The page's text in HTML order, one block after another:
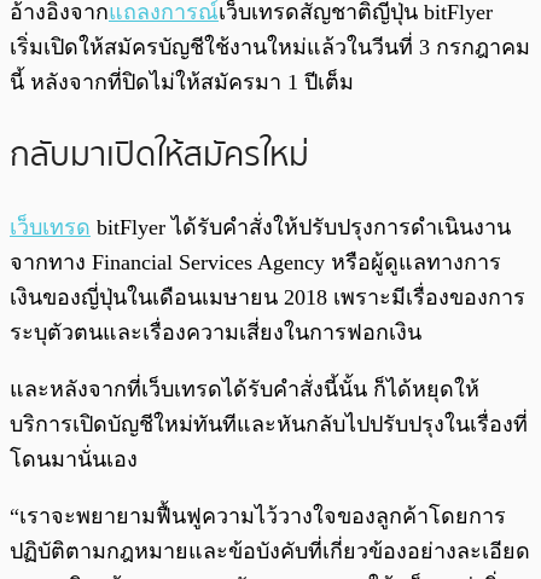
อ้างอิงจากแถลงการณ์เว็บเทรดสัญชาติญี่ปุ่น bitFlyer
เริ่มเปิดให้สมัครบัญชีใช้งานใหม่แล้วในวีนที่ 3 กรกฎาคม
นี้ หลังจากที่ปิดไม่ให้สมัครมา 1 ปีเต็ม
กลับมาเปิดให้สมัครใหม่
เว็บเทรด bitFlyer ได้รับคำสั่งให้ปรับปรุงการดำเนินงาน
จากทาง Financial Services Agency หรือผู้ดูแลทางการ
เงินของญี่ปุ่นในเดือนเมษายน 2018 เพราะมีเรื่องของการ
ระบุตัวตนและเรื่องความเสี่ยงในการฟอกเงิน
และหลังจากที่เว็บเทรดได้รับคำสั่งนี้นั้น ก็ได้หยุดให้
บริการเปิดบัญชีใหม่ทันทีและหันกลับไปปรับปรุงในเรื่องที่
โดนมานั่นเอง
“เราจะพยายามฟื้นฟูความไว้วางใจของลูกค้าโดยการ
ปฏิบัติตามกฎหมายและข้อบังคับที่เกี่ยวข้องอย่างละเอียด